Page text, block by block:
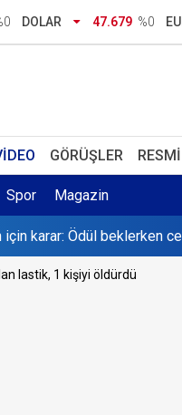
DOLAR 47.679 %0
GÖRÜŞLER
Spor Magazin
'İkinci CENTO' mu?
Cahit Çınar İş
karar: Ödül beklerken
lastik, 1 kişiyi öldürdü